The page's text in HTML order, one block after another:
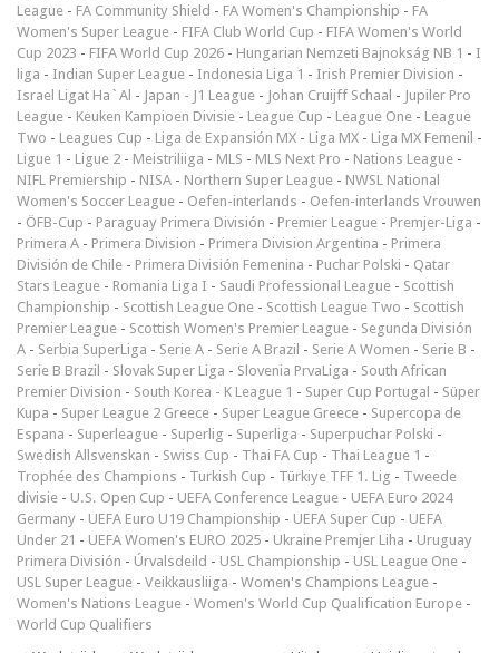
League - FA Community Shield - FA Women's Championship - FA
Women's Super League - FIFA Club World Cup - FIFA Women's World
Cup 2023 - FIFA World Cup 2026 - Hungarian Nemzeti Bajnokság NB 1 - I
liga - Indian Super League - Indonesia Liga 1 - Irish Premier Division -
Israel Ligat Ha`Al - Japan - J1 League - Johan Cruijff Schaal - Jupiler Pro
League - Keuken Kampioen Divisie - League Cup - League One - League
Two - Leagues Cup - Liga de Expansión MX - Liga MX - Liga MX Femenil -
Ligue 1 - Ligue 2 - Meistriliiga - MLS - MLS Next Pro - Nations League -
NIFL Premiership - NISA - Northern Super League - NWSL National
Women's Soccer League - Oefen-interlands - Oefen-interlands Vrouwen
- ÖFB-Cup - Paraguay Primera División - Premier League - Premjer-Liga -
Primera A - Primera Division - Primera Division Argentina - Primera
División de Chile - Primera División Femenina - Puchar Polski - Qatar
Stars League - Romania Liga I - Saudi Professional League - Scottish
Championship - Scottish League One - Scottish League Two - Scottish
Premier League - Scottish Women's Premier League - Segunda División
A - Serbia SuperLiga - Serie A - Serie A Brazil - Serie A Women - Serie B -
Serie B Brazil - Slovak Super Liga - Slovenia PrvaLiga - South African
Premier Division - South Korea - K League 1 - Super Cup Portugal - Süper
Kupa - Super League 2 Greece - Super League Greece - Supercopa de
Espana - Superleague - Superlig - Superliga - Superpuchar Polski -
Swedish Allsvenskan - Swiss Cup - Thai FA Cup - Thai League 1 -
Trophée des Champions - Turkish Cup - Türkiye TFF 1. Lig - Tweede
divisie - U.S. Open Cup - UEFA Conference League - UEFA Euro 2024
Germany - UEFA Euro U19 Championship - UEFA Super Cup - UEFA
Under 21 - UEFA Women's EURO 2025 - Ukraine Premjer Liha - Uruguay
Primera División - Úrvalsdeild - USL Championship - USL League One -
USL Super League - Veikkausliiga - Women's Champions League -
Women's Nations League - Women's World Cup Qualification Europe -
World Cup Qualifiers